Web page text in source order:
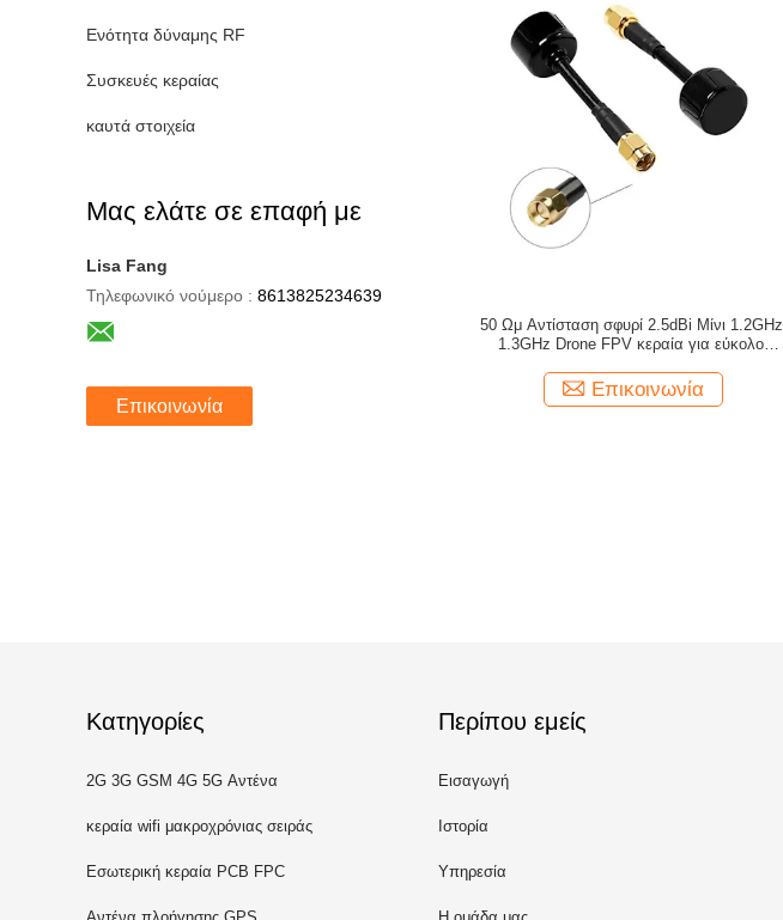
Ενότητα δύναμης RF
Συσκευές κεραίας
καυτά στοιχεία
Μας ελάτε σε επαφή με
Lisa Fang
Τηλεφωνικό νούμερο : 8613825234639
Επικοινωνία
50 Ωμ Αντίσταση σφυρί 2.5dBi Μίνι 1.2GHz
1.3GHz Drone FPV κεραία για εύκολο
Επικοινωνία
Κατηγορίες
2G 3G GSM 4G 5G Αντένα
κεραία wifi μακροχρόνιας σειράς
Εσωτερική κεραία PCB FPC
Περίπου εμείς
Εισαγωγή
Ιστορία
Υπηρεσία